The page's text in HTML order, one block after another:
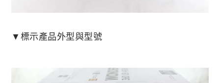
▼標示產品外型與型號